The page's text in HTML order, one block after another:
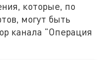
которые, по
могут быть
канала "Операция